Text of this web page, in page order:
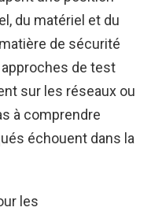
du matériel et du
de sécurité
de test
sur les réseaux ou
à comprendre
échouent dans la
les